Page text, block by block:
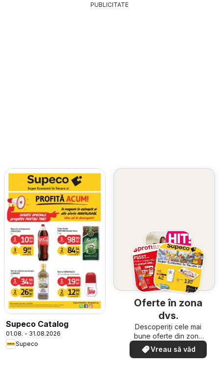
PUBLICITATE
Supeco Catalog
01.08. - 31.08.2026
Supeco
Oferte în zona
dvs.
Descoperiți cele mai
bune oferte din zona
dumneavoastră
Vreau să văd